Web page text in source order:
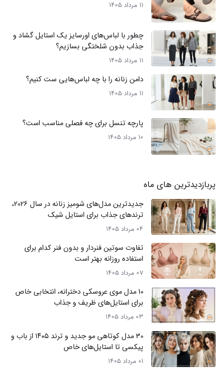
11 مرداد 1405
چطور با لباس‌های اورسایز یک استایل گشاد و
جذاب بدون شلختگی بسازیم؟
11 مرداد 1405
دامن زنانه را با چه لباس‌هایی ست کنیم؟
11 مرداد 1405
پارچه تنسل برای چه فصلی مناسب است؟
10 مرداد 1405
پربازدیدترین های ماه
جدیدترین مدل‌های شومیز زنانه در سال 2026،
ترندهای جذاب برای استایل شیک
04 مرداد 1405
تفاوت سوتین فنردار و بدون فنر کدام برای
استفاده روزانه بهتر است
07 مرداد 1405
10 مدل موی عروسکی دخترانه، انتخابی خاص
برای استایل‌های ظریف و جذاب
03 مرداد 1405
30 مدل کوتاهی مو جدید و ترند ۱۴۰۵ از باب و
پیکسی تا استایل‌های خاص
01 مرداد 1405